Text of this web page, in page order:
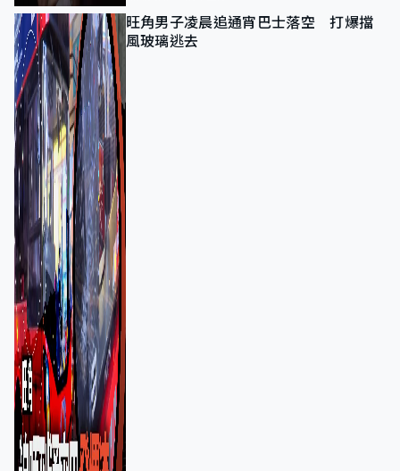
旺角男子凌晨追通宵巴士落空 打爆擋
風玻璃逃去